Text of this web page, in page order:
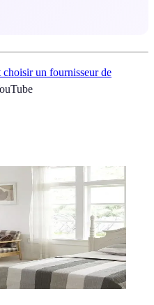
choisir un fournisseur de